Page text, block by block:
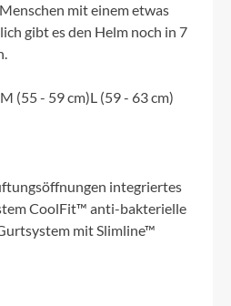
mit einem etwas
gibt es den Helm noch in 7
(55 - 59 cm)L (59 - 63 cm)
integriertes
CoolFit™ anti-bakterielle
mit Slimline™